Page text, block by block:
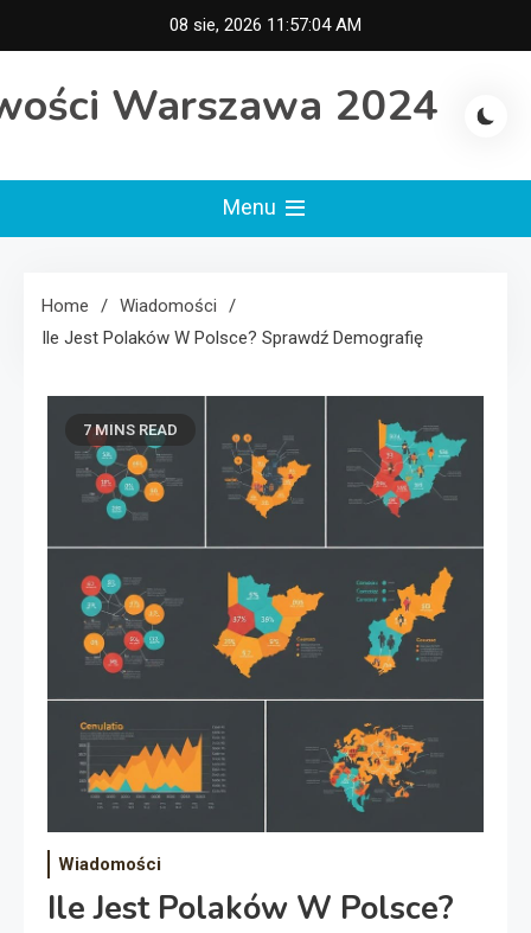
to
08 sie, 2026 11:57:04 AM
Warszawa 2024
Menu
Home
Wiadomości
Ile Jest Polaków W Polsce? Sprawdź Demografię
7 MINS READ
Wiadomości
Ile Jest Polaków W Polsce?